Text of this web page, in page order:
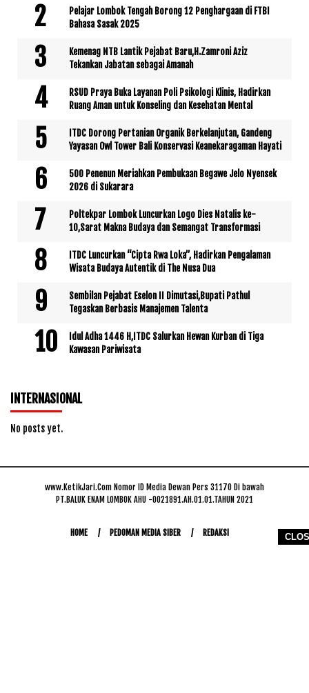
Pelajar Lombok Tengah Borong 12 Penghargaan di FTBI
Bahasa Sasak 2025
Kemenag NTB Lantik Pejabat Baru,H.Zamroni Aziz
Tekankan Jabatan sebagai Amanah
RSUD Praya Buka Layanan Poli Psikologi Klinis, Hadirkan
Ruang Aman untuk Konseling dan Kesehatan Mental
ITDC Dorong Pertanian Organik Berkelanjutan, Gandeng
Yayasan Owl Tower Bali Konservasi Keanekaragaman Hayati
500 Penenun Meriahkan Pembukaan Begawe Jelo Nyensek
2026 di Sukarara
Poltekpar Lombok Luncurkan Logo Dies Natalis ke-
10,Sarat Makna Budaya dan Semangat Transformasi
ITDC Luncurkan “Cipta Rwa Loka”, Hadirkan Pengalaman
Wisata Budaya Autentik di The Nusa Dua
Sembilan Pejabat Eselon II Dimutasi,Bupati Pathul
Tegaskan Berbasis Manajemen Talenta
Idul Adha 1446 H,ITDC Salurkan Hewan Kurban di Tiga
Kawasan Pariwisata
INTERNASIONAL
No posts yet.
www.KetikJari.Com Nomor ID Media Dewan Pers 31170 Di bawah
PT.BALUK ENAM LOMBOK AHU -0021891.AH.01.01.TAHUN 2021
HOME PEDOMAN MEDIA SIBER REDAKSI